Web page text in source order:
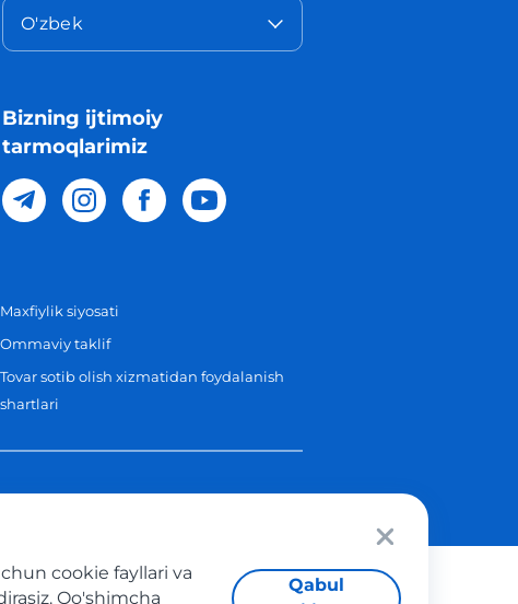
O'zbek
Bizning ijtimoiy
tarmoqlarimiz
Maxfiylik siyosati
Ommaviy taklif
Tovar sotib olish xizmatidan foydalanish
shartlari
cookie fayllari va
Qo'shimcha
Qabul